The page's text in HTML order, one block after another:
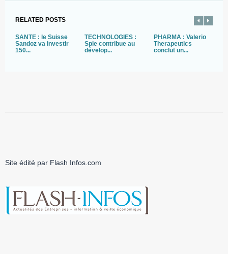
RELATED POSTS
SANTE : le Suisse
Sandoz va investir
150...
TECHNOLOGIES :
Spie contribue au
dévelop...
PHARMA : Valerio
Therapeutics
conclut un...
Site édité par Flash Infos.com